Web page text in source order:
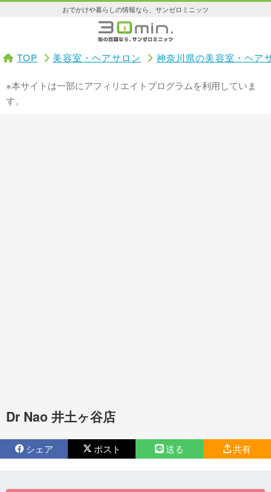
おでかけや暮らしの情報なら、サンゼロミニッツ
TOP 美容室・ヘアサロン 神奈川県の美容室・ヘア
※本サイトは一部にアフィリエイトプログラムを利用していま
す。
Dr Nao 井土ヶ谷店
シェア ポスト 送る 共有